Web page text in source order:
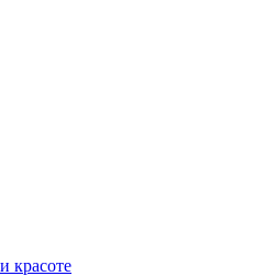
красоте